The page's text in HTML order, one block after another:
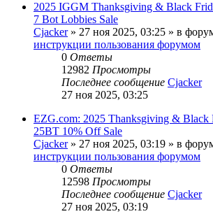
2025 IGGM Thanksgiving & Black
7 Bot Lobbies Sale
Cjacker» 27 ноя 2025, 03:25 » в
инструкции пользования форумом
0 Ответы
12982 Просмотры
Последнее сообщение Cjacker
27 ноя 2025, 03:25
EZG.com: 2025 Thanksgiving & Black
25BT 10% Off Sale
Cjacker» 27 ноя 2025, 03:19 » в
инструкции пользования форумом
0 Ответы
12598 Просмотры
Последнее сообщение Cjacker
27 ноя 2025, 03:19